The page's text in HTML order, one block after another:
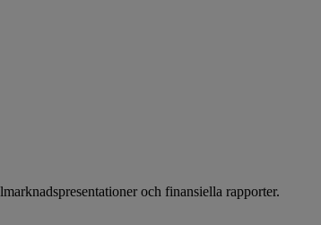
och finansiella rapporter.